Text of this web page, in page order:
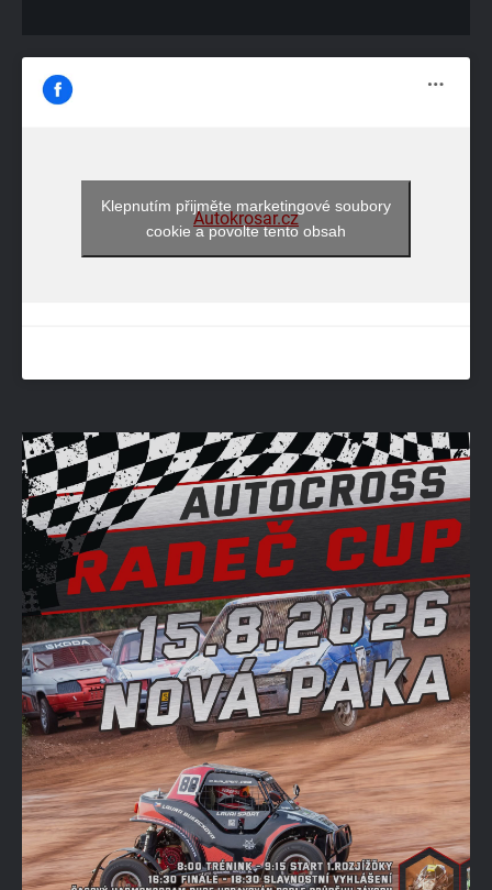
Autokrosar.cz
Klepnutím přijměte marketingové soubory
cookie a povolte tento obsah